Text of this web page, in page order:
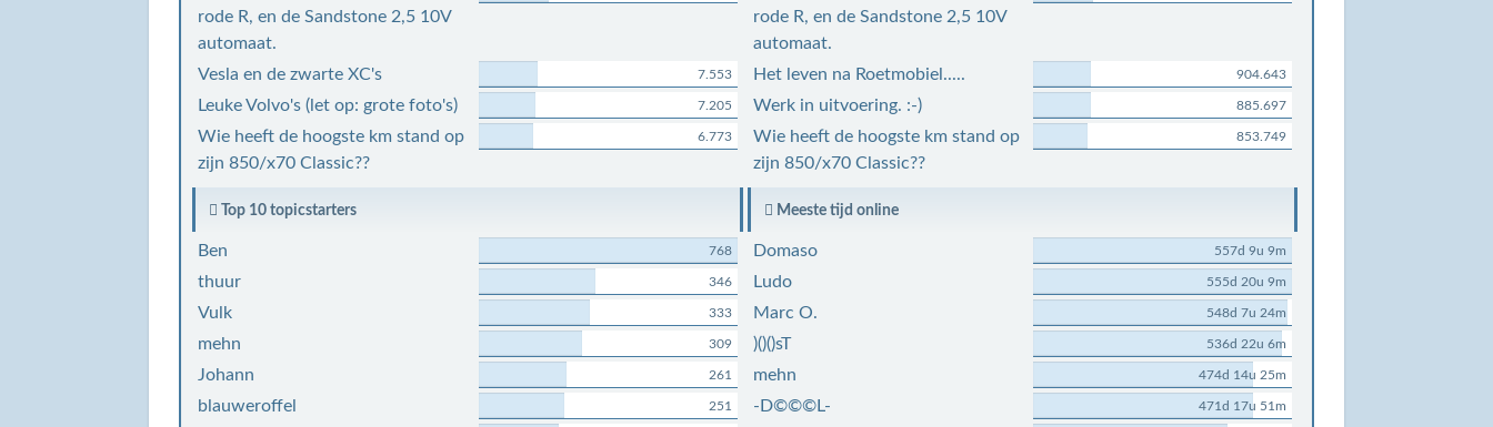
rode R, en de Sandstone 2,5 10V
automaat.
Vesla en de zwarte XC's 7.553
Leuke Volvo's (let op: grote foto's) 7.205
Wie heeft de hoogste km stand op
zijn 850/x70 Classic??
6.773
rode R, en de Sandstone 2,5 10V
automaat.
Het leven na Roetmobiel..... 904.643
Werk in uitvoering. :-) 885.697
Wie heeft de hoogste km stand op
zijn 850/x70 Classic??
853.749
Top 10 topicstarters
Ben 768
thuur 346
Vulk 333
mehn 309
Johann 261
blauweroffel 251
Meeste tijd online
Domaso 557d 9u 9m
Ludo 555d 20u 9m
Marc O. 548d 7u 24m
)()()sT 536d 22u 6m
mehn 474d 14u 25m
-D©©©L- 471d 17u 51m